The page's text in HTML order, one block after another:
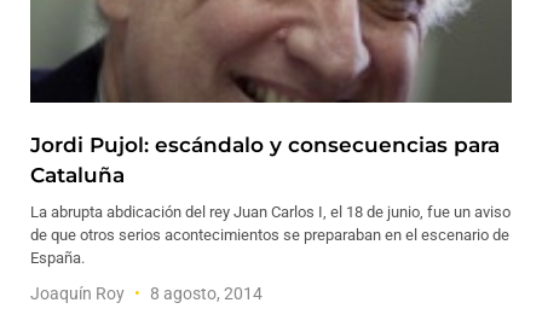
Jordi Pujol: escándalo y consecuencias para
Cataluña
La abrupta abdicación del rey Juan Carlos I, el 18 de junio, fue un aviso
de que otros serios acontecimientos se preparaban en el escenario de
España.
Joaquín Roy 8 agosto, 2014